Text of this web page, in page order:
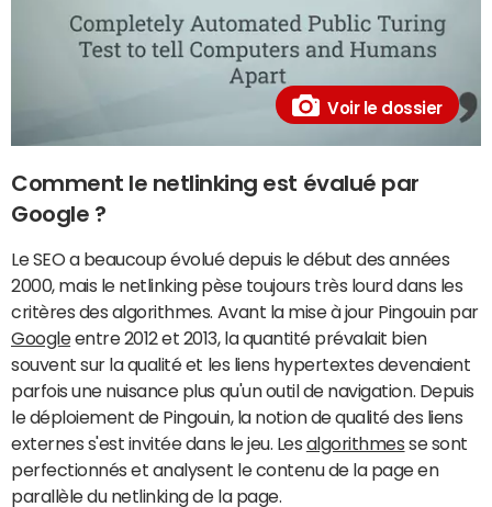
Voir le dossier
Comment le netlinking est évalué par
Google ?
Le SEO a beaucoup évolué depuis le début des années
2000, mais le netlinking pèse toujours très lourd dans les
critères des algorithmes. Avant la mise à jour Pingouin par
Googleentre 2012 et 2013, la quantité prévalait bien
souvent sur la qualité et les liens hypertextes devenaient
parfois une nuisance plus qu'un outil de navigation. Depuis
le déploiement de Pingouin, la notion de qualité des liens
externes s'est invitée dans le jeu. Les algorithmes se sont
perfectionnés et analysent le contenu de la page en
parallèle du netlinking de la page.